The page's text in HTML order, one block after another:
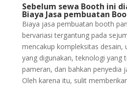
Sebelum sewa Booth ini
Biaya Jasa pembuatan
Biaya jasa pembuatan booth
bervariasi tergantung pada
mencakup kompleksitas desain,
yang digunakan, teknologi yang
pameran, dan bahkan penyedia
Oleh karena itu, sulit